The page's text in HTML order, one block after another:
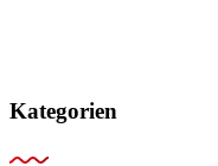
Kategorien